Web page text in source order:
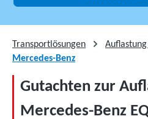
Transportlösungen
Mercedes-Benz
Gutachten zur
Mercedes-Benz